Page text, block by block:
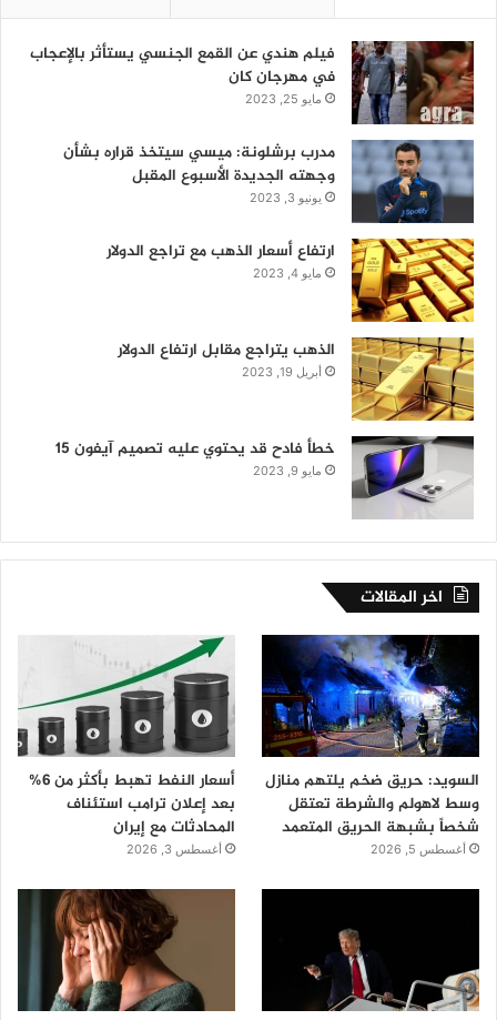
فيلم هندي عن القمع الجنسي يستأثر بالإعجاب
في مهرجان كان
مايو 25, 2023
مدرب برشلونة: ميسي سيتخذ قراره بشأن
وجهته الجديدة الأسبوع المقبل
يونيو 3, 2023
ارتفاع أسعار الذهب مع تراجع الدولار
مايو 4, 2023
الذهب يتراجع مقابل ارتفاع الدولار
أبريل 19, 2023
خطأ فادح قد يحتوي عليه تصميم آيفون 15
مايو 9, 2023
اخر المقالات
السويد: حريق ضخم يلتهم منازل
وسط لاهولم والشرطة تعتقل
شخصاً بشبهة الحريق المتعمد
أغسطس 5, 2026
أسعار النفط تهبط بأكثر من 6%
بعد إعلان ترامب استئناف
المحادثات مع إيران
أغسطس 3, 2026